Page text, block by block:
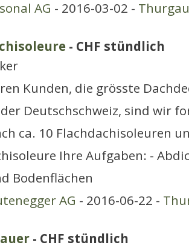
AG - 2016-03-02 - Thurgau
- CHF stündlich
Kunden, die grösste
Deutschschweiz, sind wir
ca. 10 Flachdachisoleuren
Ihre Aufgaben: -
Bodenflächen
AG - 2016-06-22 -
- CHF stündlich